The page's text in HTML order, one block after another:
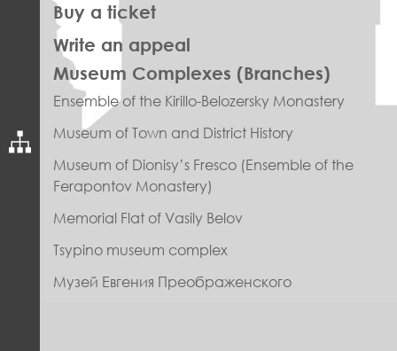
Buy a ticket
Write an appeal
ПРАВОЕ
МЕНЮ
ФУТЕР
Museum Complexes (Branches)
Ensemble of the Kirillo-Belozersky Monastery
Museum of Town and District History
Museum of Dionisy’s Fresco (Ensemble of the
Ferapontov Monastery)
Memorial Flat of Vasily Belov
Tsypino museum complex
Музей Евгения Преображенского